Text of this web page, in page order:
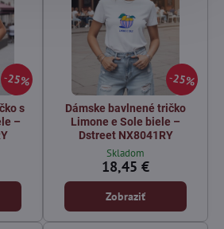
25%
s
–
25%
Dámske bavlnené tričko
Limone e Sole biele –
Dstreet NX8041RY
Skladom
18,45 €
Zobraziť